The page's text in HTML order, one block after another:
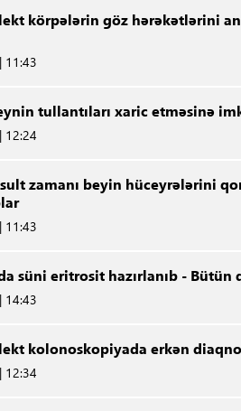
körpələrin göz hərəkətlərini
11:43
tullantıları xaric etməsinə
12:24
zamanı beyin hüceyrələrini
11:43
süni eritrosit hazırlanıb -
14:43
kolonoskopiyada erkən
12:34